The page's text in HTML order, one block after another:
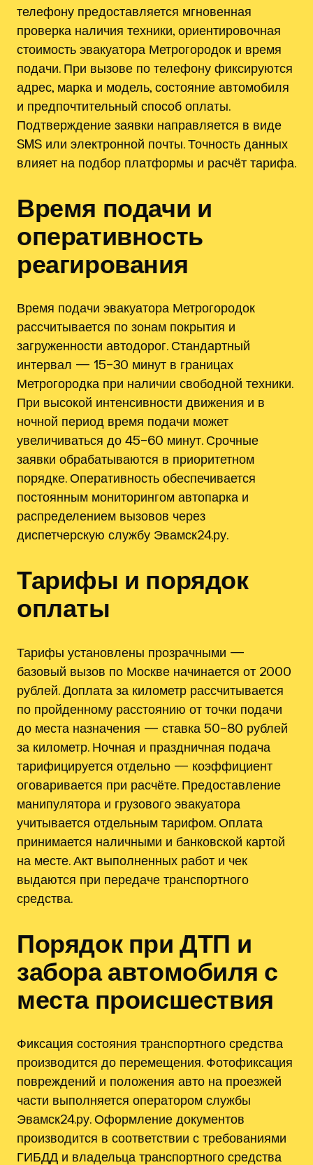
телефону предоставляется мгновенная
проверка наличия техники, ориентировочная
стоимость эвакуатора Метрогородок и время
подачи. При вызове по телефону фиксируются
адрес, марка и модель, состояние автомобиля
и предпочтительный способ оплаты.
Подтверждение заявки направляется в виде
SMS или электронной почты. Точность данных
влияет на подбор платформы и расчёт тарифа.
Время подачи и
оперативность
реагирования
Время подачи эвакуатора Метрогородок
рассчитывается по зонам покрытия и
загруженности автодорог. Стандартный
интервал — 15–30 минут в границах
Метрогородка при наличии свободной техники.
При высокой интенсивности движения и в
ночной период время подачи может
увеличиваться до 45–60 минут. Срочные
заявки обрабатываются в приоритетном
порядке. Оперативность обеспечивается
постоянным мониторингом автопарка и
распределением вызовов через
диспетчерскую службу Эвамск24.ру.
Тарифы и порядок
оплаты
Тарифы установлены прозрачными —
базовый вызов по Москве начинается от 2000
рублей. Доплата за километр рассчитывается
по пройденному расстоянию от точки подачи
до места назначения — ставка 50–80 рублей
за километр. Ночная и праздничная подача
тарифицируется отдельно — коэффициент
оговаривается при расчёте. Предоставление
манипулятора и грузового эвакуатора
учитывается отдельным тарифом. Оплата
принимается наличными и банковской картой
на месте. Акт выполненных работ и чек
выдаются при передаче транспортного
средства.
Порядок при ДТП и
забора автомобиля с
места происшествия
Фиксация состояния транспортного средства
производится до перемещения. Фотофиксация
повреждений и положения авто на проезжей
части выполняется оператором службы
Эвамск24.ру. Оформление документов
производится в соответствии с требованиями
ГИБДД и владельца транспортного средства